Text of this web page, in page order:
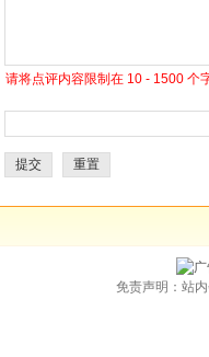
请将点评内容限制在 10 - 1500 个
提交 重置
免责声明：站